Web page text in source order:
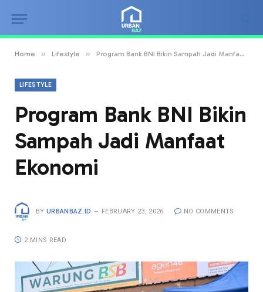
Home » Lifestyle » Program Bank BNI Bikin Sampah Jadi Manfaat Ekonomi
LIFESTYLE
Program Bank BNI Bikin
Sampah Jadi Manfaat
Ekonomi
BY URBANBAZ.ID FEBRUARY 23, 2026 NO COMMENTS
2 MINS READ